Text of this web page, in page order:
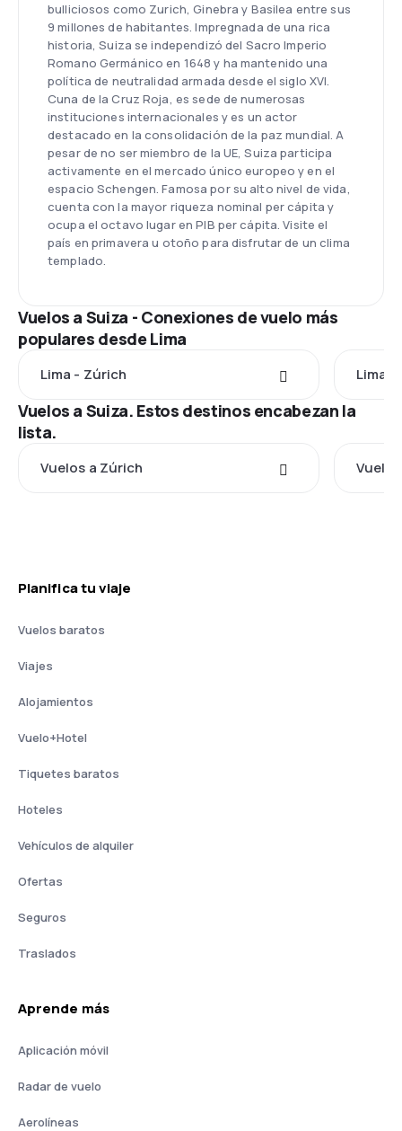
bulliciosos como Zurich, Ginebra y Basilea entre sus
9 millones de habitantes. Impregnada de una rica
historia, Suiza se independizó del Sacro Imperio
Romano Germánico en 1648 y ha mantenido una
política de neutralidad armada desde el siglo XVI.
Cuna de la Cruz Roja, es sede de numerosas
instituciones internacionales y es un actor
destacado en la consolidación de la paz mundial. A
pesar de no ser miembro de la UE, Suiza participa
activamente en el mercado único europeo y en el
espacio Schengen. Famosa por su alto nivel de vida,
cuenta con la mayor riqueza nominal per cápita y
ocupa el octavo lugar en PIB per cápita. Visite el
país en primavera u otoño para disfrutar de un clima
templado.
Vuelos a Suiza - Conexiones de vuelo más
populares desde Lima
Lima - Zúrich Lima -
Vuelos a Suiza. Estos destinos encabezan la
lista.
Vuelos a Zúrich
Planifica tu viaje
Vuelos baratos
Viajes
Alojamientos
Vuelo+Hotel
Tiquetes baratos
Hoteles
Vehículos de alquiler
Ofertas
Seguros
Traslados
Aprende más
Aplicación móvil
Radar de vuelo
Aerolíneas